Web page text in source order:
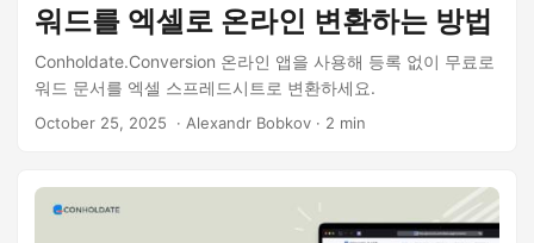
워드를 엑셀로 온라인 변환하는 방법
Conholdate.Conversion 온라인 앱을 사용해 등록 없이 무료로
워드 문서를 엑셀 스프레드시트로 변환하세요.
October 25, 2025 ‎ · Alexandr Bobkov · 2 min